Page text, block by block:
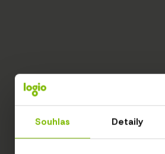
Souhlas Detaily